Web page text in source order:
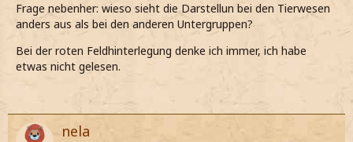
Frage nebenher: wieso sieht die Darstellun bei den Tierwesen
anders aus als bei den anderen Untergruppen?
Bei der roten Feldhinterlegung denke ich immer, ich habe
etwas nicht gelesen.
nela